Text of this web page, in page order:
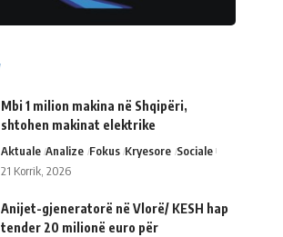
Mbi 1 milion makina në Shqipëri,
shtohen makinat elektrike
Aktuale Analize Fokus Kryesore Sociale
21 Korrik, 2026
Anijet-gjeneratorë në Vlorë/ KESH hap
tender 20 milionë euro për